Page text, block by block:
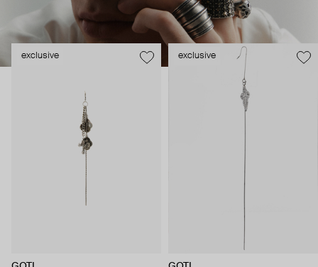
exclusive exclusive